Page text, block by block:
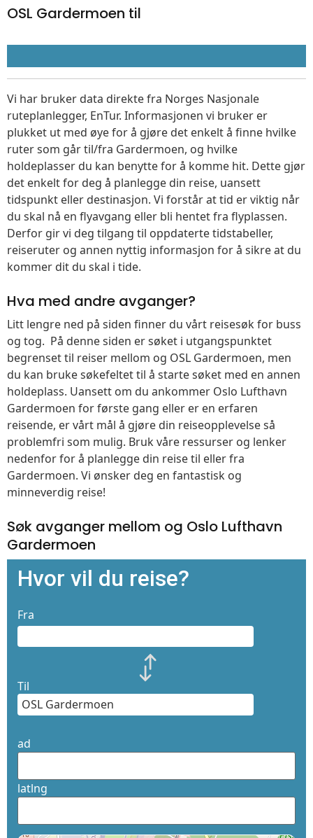
OSL Gardermoen til
Vi har bruker data direkte fra Norges Nasjonale
ruteplanlegger, EnTur. Informasjonen vi bruker er
plukket ut med øye for å gjøre det enkelt å finne hvilke
ruter som går til/fra Gardermoen, og hvilke
holdeplasser du kan benytte for å komme hit. Dette gjør
det enkelt for deg å planlegge din reise, uansett
tidspunkt eller destinasjon. Vi forstår at tid er viktig når
du skal nå en flyavgang eller bli hentet fra flyplassen.
Derfor gir vi deg tilgang til oppdaterte tidstabeller,
reiseruter og annen nyttig informasjon for å sikre at du
kommer dit du skal i tide.
Hva med andre avganger?
Litt lengre ned på siden finner du vårt reisesøk for buss
og tog. På denne siden er søket i utgangspunktet
begrenset til reiser mellom og OSL Gardermoen, men
du kan bruke søkefeltet til å starte søket med en annen
holdeplass. Uansett om du ankommer Oslo Lufthavn
Gardermoen for første gang eller er en erfaren
reisende, er vårt mål å gjøre din reiseopplevelse så
problemfri som mulig. Bruk våre ressurser og lenker
nedenfor for å planlegge din reise til eller fra
Gardermoen. Vi ønsker deg en fantastisk og
minneverdig reise!
Søk avganger mellom og Oslo Lufthavn
Gardermoen
Hvor vil du reise?
Fra
Til
ad
latlng